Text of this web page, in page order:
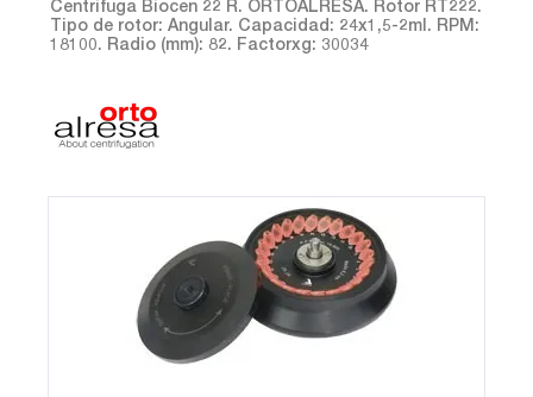
Centrifuga Biocen 22 R. ORTOALRESA. Rotor RT222.
Tipo de rotor: Angular. Capacidad: 24x1,5-2ml. RPM:
18100. Radio (mm): 82. Factorxg: 30034